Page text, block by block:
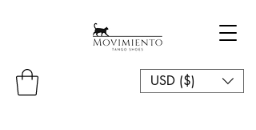
USD ($)